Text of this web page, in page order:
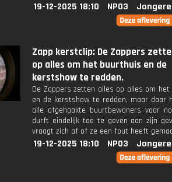
19-12-2025 18:10 NPO3
Zapp kerstclip: De Zappers
op alles om het buurthuis en de
kerstshow te redden.
De Zappers zetten alles op alles om
en de kerstshow te redden, maar daar
alle afgehaakte buurtbewoners voor
durft eindelijk toe te geven aan zijn
vraagt zich af of ze een fout heeft
19-12-2025 18:10 NPO3